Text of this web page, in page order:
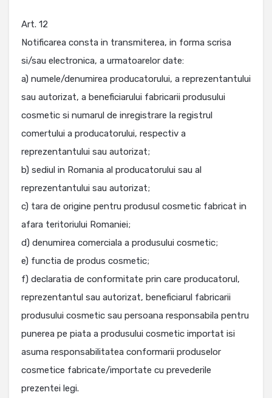
Art. 12
Notificarea consta in transmiterea, in forma scrisa
si/sau electronica, a urmatoarelor date:
a) numele/denumirea producatorului, a reprezentantului
sau autorizat, a beneficiarului fabricarii produsului
cosmetic si numarul de inregistrare la registrul
comertului a producatorului, respectiv a
reprezentantului sau autorizat;
b) sediul in Romania al producatorului sau al
reprezentantului sau autorizat;
c) tara de origine pentru produsul cosmetic fabricat in
afara teritoriului Romaniei;
d) denumirea comerciala a produsului cosmetic;
e) functia de produs cosmetic;
f) declaratia de conformitate prin care producatorul,
reprezentantul sau autorizat, beneficiarul fabricarii
produsului cosmetic sau persoana responsabila pentru
punerea pe piata a produsului cosmetic importat isi
asuma responsabilitatea conformarii produselor
cosmetice fabricate/importate cu prevederile
prezentei legi.